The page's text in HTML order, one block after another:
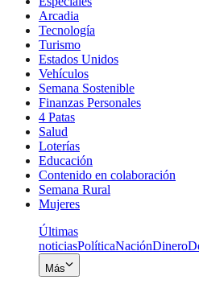
Arcadia
Tecnología
Turismo
Estados Unidos
Vehículos
Semana Sostenible
Finanzas Personales
4 Patas
Salud
Loterías
Educación
Contenido en colaboración
Semana Rural
Mujeres
Últimas
noticiasPolíticaNaciónDinero
Más